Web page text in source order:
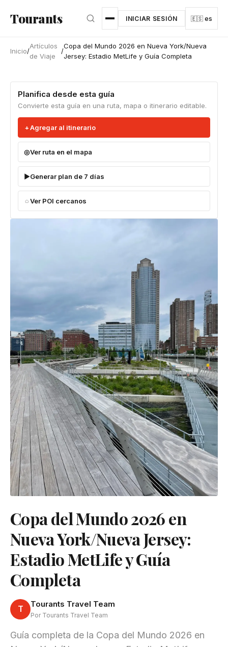
Tourants INICIAR SESIÓN 🇪🇸 es
Inicio/
Artículos
de Viaje
/
Copa del Mundo 2026 en Nueva York/Nueva
Jersey: Estadio MetLife y Guía Completa
Planifica desde esta guía
Convierte esta guía en una ruta, mapa o itinerario editable.
Agregar al itinerario
Ver ruta en el mapa
Generar plan de 7 días
Ver POI cercanos
Copa del Mundo 2026 en
Nueva York/Nueva Jersey:
Estadio MetLife y Guía
Completa
T Tourants Travel Team
Por Tourants Travel Team
Guía completa de la Copa del Mundo 2026 en